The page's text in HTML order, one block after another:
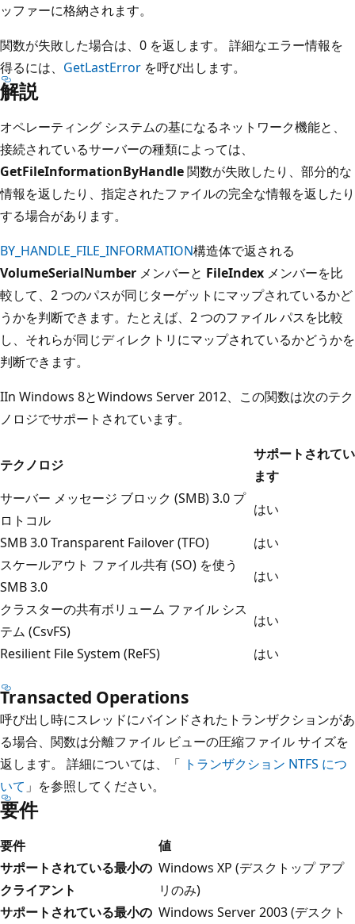
ッファーに格納されます。
関数が失敗した場合は、0 を返します。 詳細なエラー情報を
得るには、 GetLastError を呼び出します。
解説
オペレーティング システムの基になるネットワーク機能と、
接続されているサーバーの種類によっては、
GetFileInformationByHandle関数が失敗したり、部分的な
情報を返したり、指定されたファイルの完全な情報を返したり
する場合があります。
BY_HANDLE_FILE_INFORMATION構造体で返される
VolumeSerialNumber メンバーと FileIndex メンバーを比
較して、2 つのパスが同じターゲットにマップされているかど
うかを判断できます。たとえば、2 つのファイル パスを比較
し、それらが同じディレクトリにマップされているかどうかを
判断できます。
IIn Windows 8とWindows Server 2012、この関数は次のテク
ノロジでサポートされています。
テクノロジ
サポートされてい
ます
サーバー メッセージ ブロック (SMB) 3.0 プ
ロトコル
はい
SMB 3.0 Transparent Failover (TFO)
はい
スケールアウト ファイル共有 (SO) を使う
SMB 3.0
はい
クラスターの共有ボリューム ファイル シス
テム (CsvFS)
はい
Resilient File System (ReFS)
はい
Transacted Operations
呼び出し時にスレッドにバインドされたトランザクションがあ
る場合、関数は分離ファイル ビューの圧縮ファイル サイズを
返します。 詳細については、「 トランザクション NTFS につ
いて 」を参照してください。
要件
要件
値
サポートされている最小の
クライアント
Windows XP (デスクトップ アプ
リのみ)
サポートされている最小の Windows Server 2003 (デスクト